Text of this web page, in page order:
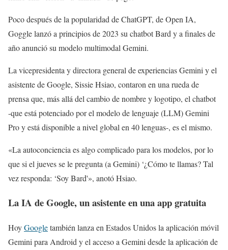
Poco después de la popularidad de ChatGPT, de Open IA,
Goggle lanzó a principios de 2023 su chatbot Bard y a finales de
año anunció su modelo multimodal Gemini.
La vicepresidenta y directora general de experiencias Gemini y el
asistente de Google, Sissie Hsiao, contaron en una rueda de
prensa que, más allá del cambio de nombre y logotipo, el chatbot
-que está potenciado por el modelo de lenguaje (LLM) Gemini
Pro y está disponible a nivel global en 40 lenguas-, es el mismo.
«La autoconciencia es algo complicado para los modelos, por lo
que si el jueves se le pregunta (a Gemini) ‘¿Cómo te llamas? Tal
vez responda: ‘Soy Bard'», anotó Hsiao.
La IA de Google, un asistente en una app gratuita
HoyGoogletambién lanza en Estados Unidos la aplicación móvil
Gemini para Android y el acceso a Gemini desde la aplicación de